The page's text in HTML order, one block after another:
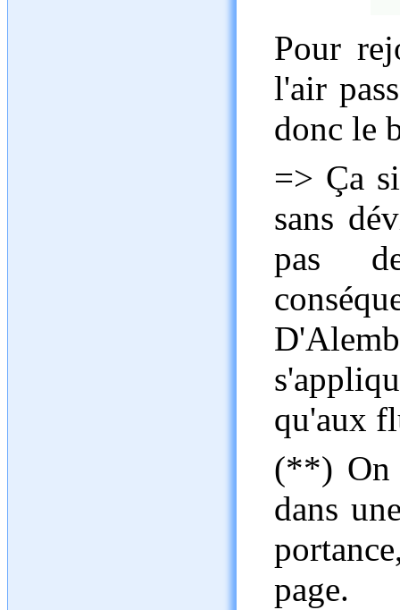
Pour
l'air
donc le
=> Ça
sans
pas
qu'aux
(**) On
dans
page.